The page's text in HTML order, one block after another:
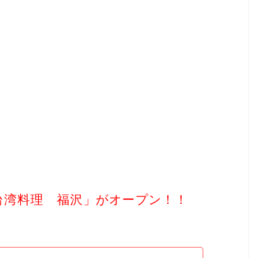
料理 福沢」がオープン！！